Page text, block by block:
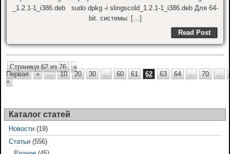
_1.2.1-1_i386.deb sudo dpkg -i slingscold_1.2.1-1_i386.deb Для 64-
bit. системы: […]
Read Post
Страница 62 из 76
«
Первая
« ... 10 20 30 ... 60 61 62 63 64 ... 70 ...
»
Каталог статей
Новости (19)
Статьи (556)